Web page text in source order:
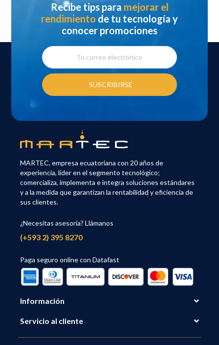
Recibe tips para mejorar el
rendimiento de tu tecnología y
conocer promociones
SUSCRIBIRSE
MARTEC, empresa ecuatoriana con 20 años de
experiencia, líder en el segmento tecnológico;
comercializa, implementa e integra soluciones estándares
y a la medida que garantizan la rentabilidad y eficiencia de
sus clientes.
¿Necesitas asesoría? Llámanos
(+593 2) 395 8270
Paga seguro online con Datafast
Información
Servicio al cliente